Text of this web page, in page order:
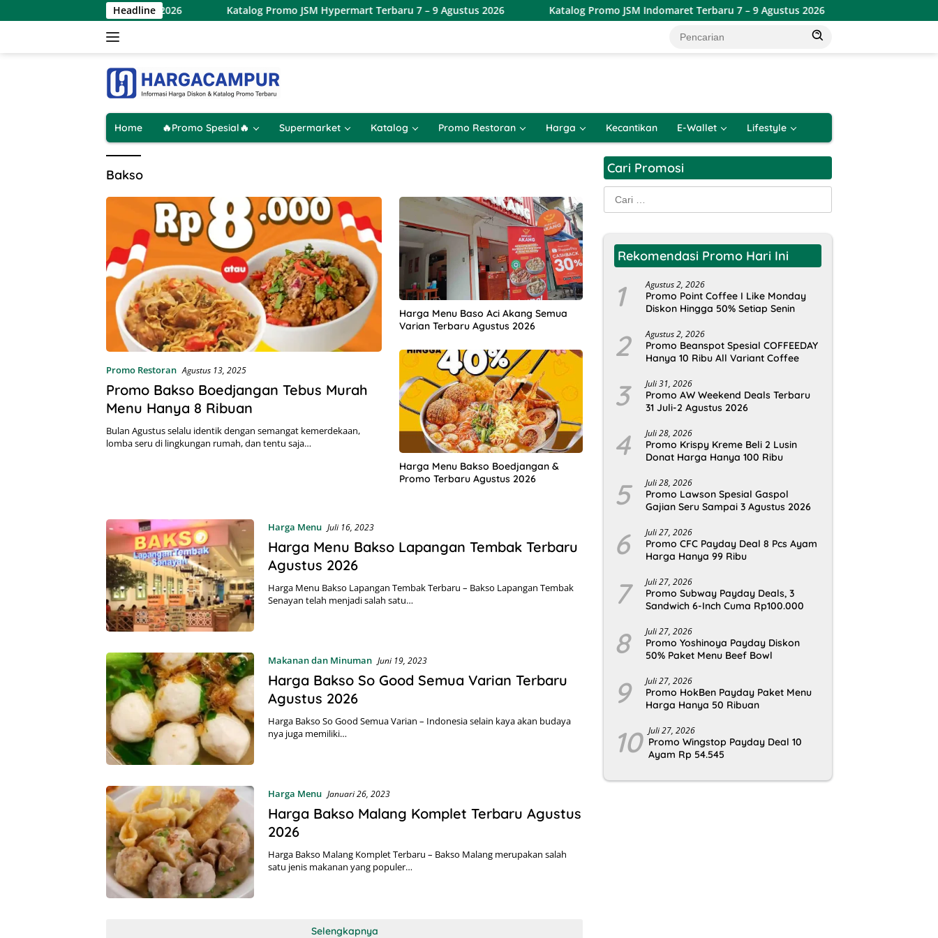
ke
Headline
Terbaru 7 – 9 Agustus 2026 Katalog Promo JSM Hypermart Terbaru 7 – 9 Agustus 2026 Katalog Promo JSM Indomaret Terbaru 7 – 9 Agustus 2026
Home 🔥Promo Spesial🔥 Supermarket Katalog Promo Restoran Harga Kecantikan E-Wallet Lifestyle
Bakso
Promo Restoran Agustus 13, 2025
Promo Bakso Boedjangan Tebus Murah
Menu Hanya 8 Ribuan
Bulan Agustus selalu identik dengan semangat kemerdekaan,
lomba seru di lingkungan rumah, dan tentu saja…
Harga Menu Baso Aci Akang Semua
Varian Terbaru Agustus 2026
Harga Menu Bakso Boedjangan &
Promo Terbaru Agustus 2026
Harga Menu Juli 16, 2023
Harga Menu Bakso Lapangan Tembak Terbaru
Agustus 2026
Harga Menu Bakso Lapangan Tembak Terbaru – Bakso Lapangan Tembak
Senayan telah menjadi salah satu…
Makanan dan Minuman Juni 19, 2023
Harga Bakso So Good Semua Varian Terbaru
Agustus 2026
Harga Bakso So Good Semua Varian – Indonesia selain kaya akan budaya
nya juga memiliki…
Harga Menu Januari 26, 2023
Harga Bakso Malang Komplet Terbaru Agustus
2026
Harga Bakso Malang Komplet Terbaru – Bakso Malang merupakan salah
satu jenis makanan yang populer…
Selengkapnya
Cari Promosi
Cari
untuk:
Rekomendasi Promo Hari Ini
1 Agustus 2, 2026
Promo Point Coffee I Like Monday
Diskon Hingga 50% Setiap Senin
2 Agustus 2, 2026
Promo Beanspot Spesial COFFEEDAY
Hanya 10 Ribu All Variant Coffee
3 Juli 31, 2026
Promo AW Weekend Deals Terbaru
31 Juli-2 Agustus 2026
4 Juli 28, 2026
Promo Krispy Kreme Beli 2 Lusin
Donat Harga Hanya 100 Ribu
5 Juli 28, 2026
Promo Lawson Spesial Gaspol
Gajian Seru Sampai 3 Agustus 2026
6 Juli 27, 2026
Promo CFC Payday Deal 8 Pcs Ayam
Harga Hanya 99 Ribu
7 Juli 27, 2026
Promo Subway Payday Deals, 3
Sandwich 6-Inch Cuma Rp100.000
8 Juli 27, 2026
Promo Yoshinoya Payday Diskon
50% Paket Menu Beef Bowl
9 Juli 27, 2026
Promo HokBen Payday Paket Menu
Harga Hanya 50 Ribuan
10 Juli 27, 2026
Promo Wingstop Payday Deal 10
Ayam Rp 54.545